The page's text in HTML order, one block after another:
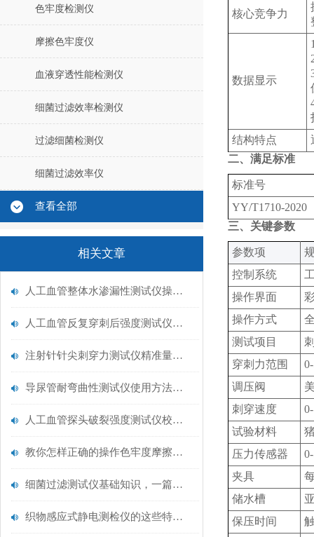
色牢度检测仪
摩擦色牢度仪
血液穿透性能检测仪
细菌过滤效率检测仪
过滤细菌检测仪
细菌过滤效率仪
查看全部
相关文章
人工血管整体水渗漏性测试仪操作中最容易出错的步骤
人工血管反复穿刺后强度测试仪是什么？透析患者的“生命管“质量靠它把关！
注射针针尖刺穿力测试仪精准量化针尖锋利度，构筑临床安全防线
导尿管耐弯曲性测试仪使用方法与操作规范
人工血管探头破裂强度测试仪校准规范：精准赋能医疗安全的技术基准
教你怎样正确的操作色牢度摩擦测试机
细菌过滤测试仪基础知识，一篇搞定
织物感应式静电测检仪的这些特点很少有人都知道
核心竞争力
数据显示
结构特点
二、满足标准
标准号
YY/T1710-2020
三、关键参数
‌参数项‌
控制系统
操作界面
操作方式
测试项目
穿刺力范围
调压阀
刺穿速度
试验材料
压力传感器
夹具
储水槽
保压时间